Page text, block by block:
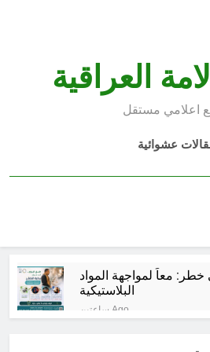
العراقية
اعلامي مستقل
عشوائية
معاً لمواجهة المواد
البلاستيكية
ساعتين Ago